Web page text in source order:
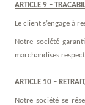
ARTICLE 9 –
Le client s’engage à
Notre société
marchandises
ARTICLE 10 –
Notre société se